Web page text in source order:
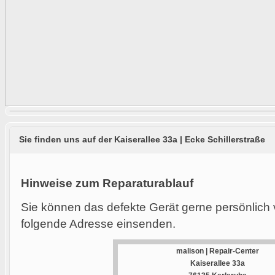
Sie finden uns auf der Kaiserallee 33a | Ecke Schillerstraße
Hinweise zum Reparaturablauf
Sie können das defekte Gerät gerne
folgende Adresse einsenden.
malison | Repair-Center
Kaiserallee 33a